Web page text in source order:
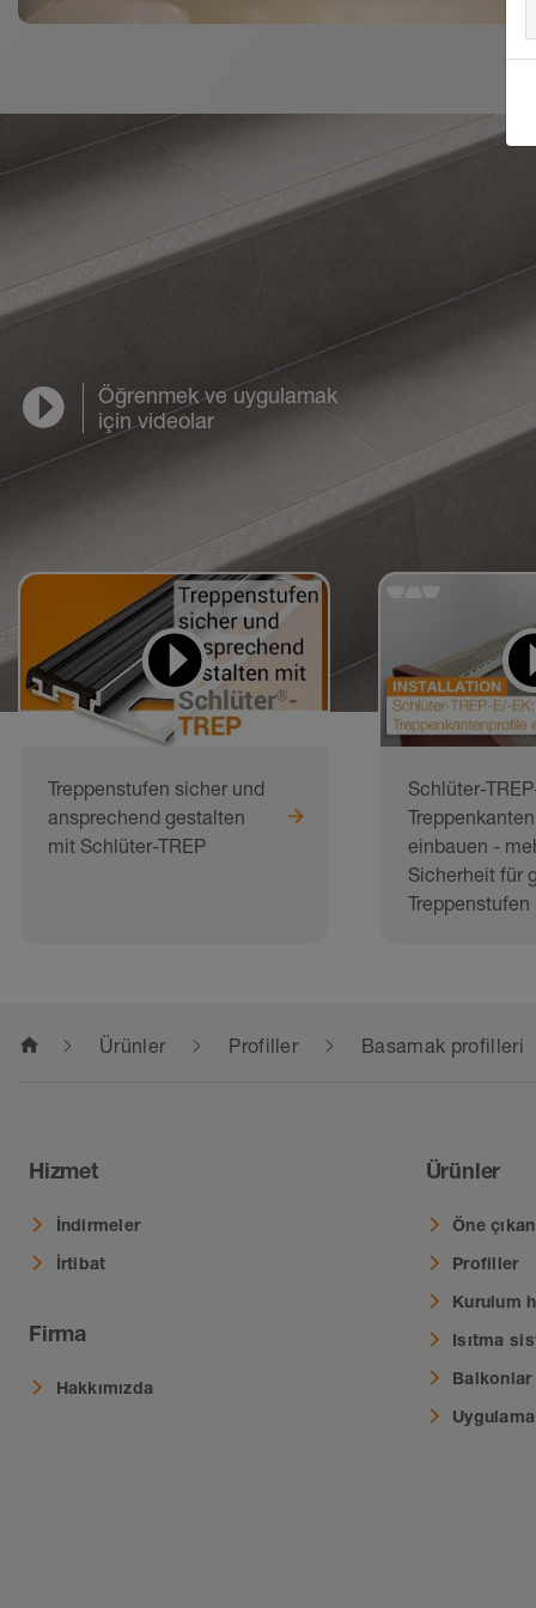
Öğrenmek ve uygulamak
için videolar
Treppenstufen sicher und
ansprechend gestalten
mit Schlüter-TREP
Schlüter-
einbauen -
Sicherheit für
Treppenstufen
home Ürünler Profiller Basamak profilleri
Hizmet
İndirmeler
İrtibat
Firma
Hakkımızda
Ürünler
Öne
Profiller
Kurulum
Isıtma
Uygulama